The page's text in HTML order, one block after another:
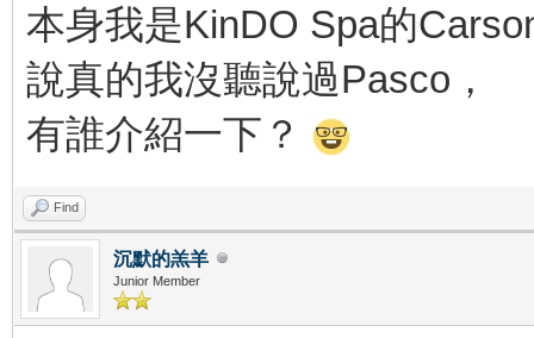
本身我是KinDO Spa的
說真的我沒聽說過Pasco，
有誰介紹一下？
Find
沉默的羔羊
Junior Member